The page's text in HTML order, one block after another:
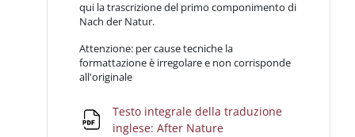
qui la trascrizione del primo componimento di
Nach der Natur.
Attenzione: per cause tecniche la
formattazione è irregolare e non corrisponde
all'originale
Testo integrale della traduzione
inglese: After Nature